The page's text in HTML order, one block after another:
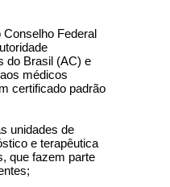
Federal
do Brasil (AC) e
médicos
certificado padrão
unidades de
e terapêutica
que fazem parte